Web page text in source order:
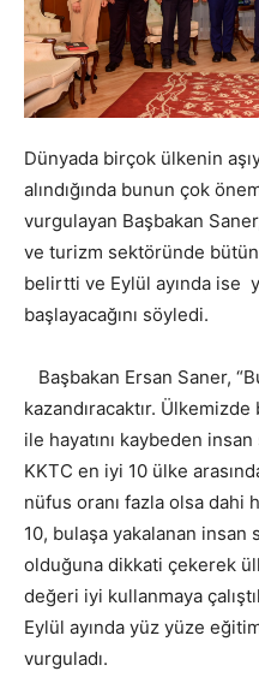
Dünyada birçok ülkenin
alındığında bunun çok
vurgulayan Başbakan
ve turizm sektöründe bütün
belirtti ve Eylül ayında ise
başlayacağını söyledi.
Başbakan Ersan Saner,
kazandıracaktır. Ülkemizde
ile hayatını kaybeden insan
KKTC en iyi 10 ülke
nüfus oranı fazla olsa dahi
10, bulaşa yakalanan insan
olduğuna dikkati çekerek
değeri iyi kullanmaya
Eylül ayında yüz yüze
vurguladı.